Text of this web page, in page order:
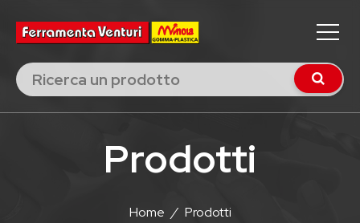
Prodotti
Home / Prodotti